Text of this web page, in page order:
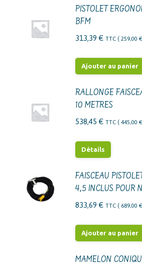
PISTOLET
BFM
313,39 € TTC ( 259,00 €
Ajouter au panier
RALLONGE
10 METRES
538,45 € TTC ( 445,00 €
Détails
FAISCEAU
4,5 INCLUS POUR
833,69 € TTC ( 689,00 €
Ajouter au panier
MAMELON